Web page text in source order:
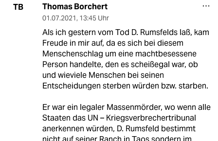
TB Thomas Borchert
01.07.2021, 13:45 Uhr
Als ich gestern vom Tod D. Rumsfelds laß, kam
Freude in mir auf, da es sich bei diesem
Menschenschlag um eine machtbesessene
Person handelte, den es scheißegal war, ob
und wieviele Menschen bei seinen
Entscheidungen sterben würden bzw. starben.
Er war ein legaler Massenmörder, wo wenn alle
Staaten das UN – Kriegsverbrechertribunal
anerkennen würden, D. Rumsfeld bestimmt